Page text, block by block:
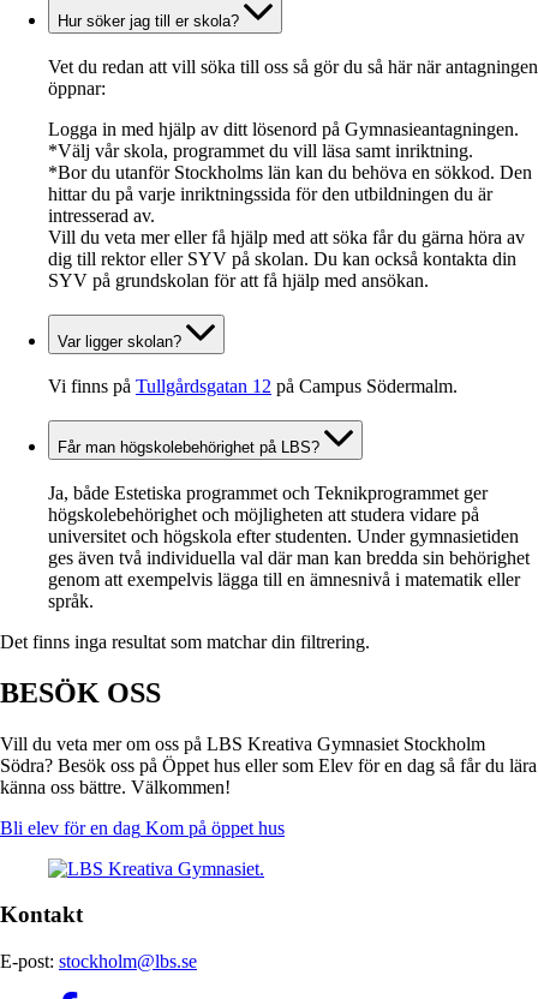
Hur söker jag till er skola?
Vet du redan att vill söka till oss så gör du så här när antagningen
öppnar:
Logga in med hjälp av ditt lösenord på Gymnasieantagningen.
*Välj vår skola, programmet du vill läsa samt inriktning.
*Bor du utanför Stockholms län kan du behöva en sökkod. Den
hittar du på varje inriktningssida för den utbildningen du är
intresserad av.
Vill du veta mer eller få hjälp med att söka får du gärna höra av
dig till rektor eller SYV på skolan. Du kan också kontakta din
SYV på grundskolan för att få hjälp med ansökan.
Var ligger skolan?
Vi finns på Tullgårdsgatan 12 på Campus Södermalm.
Får man högskolebehörighet på LBS?
Ja, både Estetiska programmet och Teknikprogrammet ger
högskolebehörighet och möjligheten att studera vidare på
universitet och högskola efter studenten. Under gymnasietiden
ges även två individuella val där man kan bredda sin behörighet
genom att exempelvis lägga till en ämnesnivå i matematik eller
språk.
Det finns inga resultat som matchar din filtrering.
BESÖK OSS
Vill du veta mer om oss på LBS Kreativa Gymnasiet Stockholm
Södra? Besök oss på Öppet hus eller som Elev för en dag så får du lära
känna oss bättre. Välkommen!
Bli elev för en dag Kom på öppet hus
Kontakt
E-post: stockholm@lbs.se